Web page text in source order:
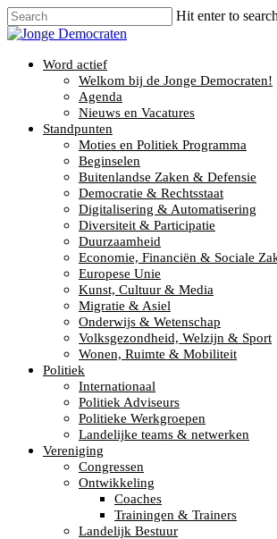
Hit enter to
Word actief
Welkom bij de Jonge Democraten!
Agenda
Nieuws en Vacatures
Standpunten
Moties en Politiek Programma
Beginselen
Buitenlandse Zaken & Defensie
Democratie & Rechtsstaat
Digitalisering & Automatisering
Diversiteit & Participatie
Duurzaamheid
Economie, Financiën & Sociale
Europese Unie
Kunst, Cultuur & Media
Migratie & Asiel
Onderwijs & Wetenschap
Volksgezondheid, Welzijn & Sport
Wonen, Ruimte & Mobiliteit
Politiek
Internationaal
Politiek Adviseurs
Politieke Werkgroepen
Landelijke teams & netwerken
Vereniging
Congressen
Ontwikkeling
Coaches
Trainingen & Trainers
Landelijk Bestuur